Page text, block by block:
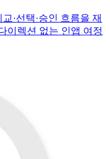
·선택·승인 흐름을 재
이렉션 없는 인앱 여정